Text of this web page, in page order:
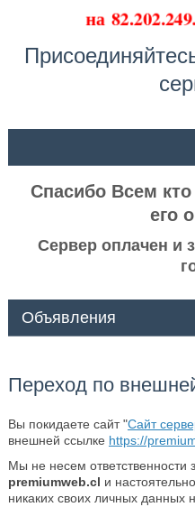
на
Спасибо Всем
его
Сервер оплачен и
Объявления
Переход по
Вы покидаете сайт "Сайт
внешней ссылке https://
Мы не несем ответственности
premiumweb.cl и
никаких своих личных данных